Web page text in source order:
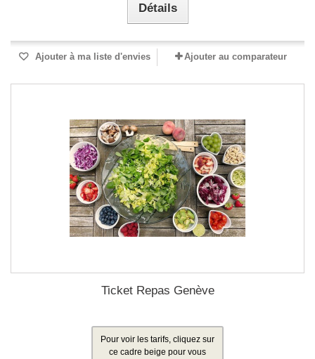
Détails
Ajouter à ma liste d'envies Ajouter au comparateur
Ticket Repas Genève
Pour voir les tarifs, cliquez sur
ce cadre beige pour vous